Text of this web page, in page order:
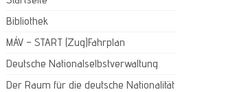
Bibliothek
MÁV – START (Zug)Fahrplan
Deutsche Nationalselbstverwaltung
Der Raum für die deutsche Nationalität